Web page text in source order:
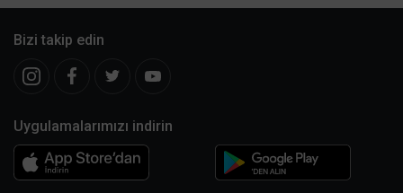
Bizi takip edin
Uygulamalarımızı indirin